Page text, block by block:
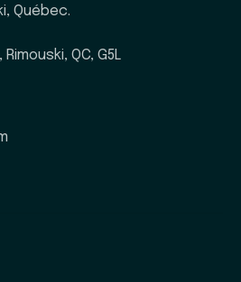
Québec.
QC, G5L